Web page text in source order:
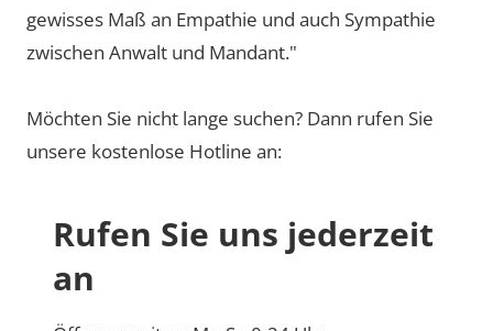
gewisses Maß an Empathie und auch Sympathie
zwischen Anwalt und Mandant."
Möchten Sie nicht lange suchen? Dann rufen Sie
unsere kostenlose Hotline an:
Rufen Sie uns jederzeit
an